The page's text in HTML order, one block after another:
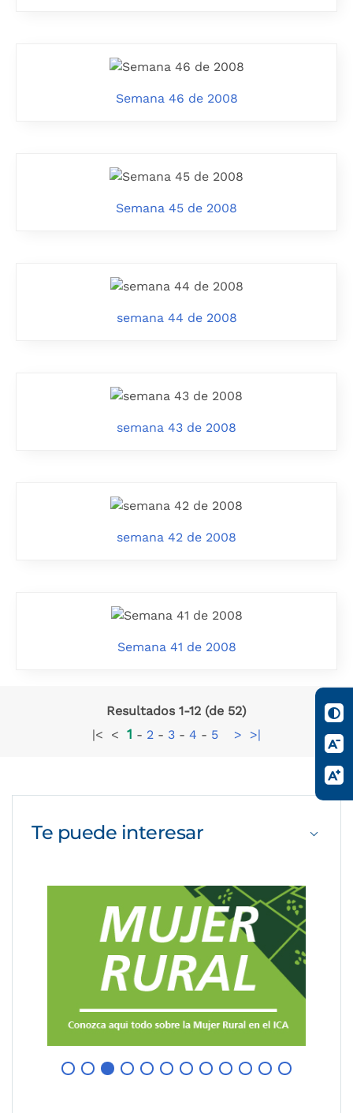
Semana 46 de 2008
Semana 45 de 2008
semana 44 de 2008
semana 43 de 2008
semana 42 de 2008
Semana 41 de 2008
Resultados 1-12 (de 52)
|< < 1 - 2 - 3 - 4 - 5 > >|
Te puede interesar